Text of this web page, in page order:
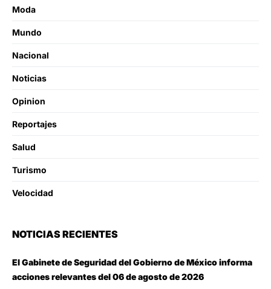
Moda
Mundo
Nacional
Noticias
Opinion
Reportajes
Salud
Turismo
Velocidad
NOTICIAS RECIENTES
El Gabinete de Seguridad del Gobierno de México informa
acciones relevantes del 06 de agosto de 2026